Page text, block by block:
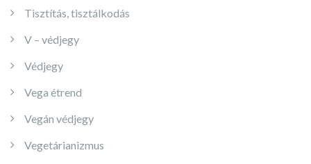
Tisztítás, tisztálkodás
V – védjegy
Védjegy
Vega étrend
Vegán védjegy
Vegetárianizmus